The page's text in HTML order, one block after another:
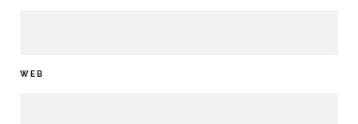
WEB